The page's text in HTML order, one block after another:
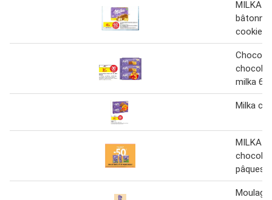
MILKA
cookie
Choco
milka
Milka
MILKA
pâques
Moulage